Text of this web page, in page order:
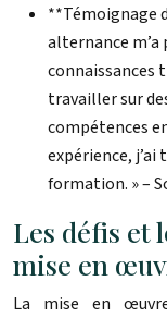
**Témoignage
alternance
connaissances
travailler sur
compétences
expérience,
formation. » –
Les défis et
mise en
La mise en